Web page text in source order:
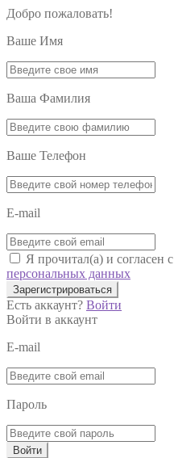
Добро пожаловать!
Ваше Имя
Ваша Фамилия
Ваше Телефон
E-mail
Я прочитал(а) и согласен с
персональных данных
Зарегистрироваться
Есть аккаунт? Войти
Войти в аккаунт
E-mail
Пароль
Войти